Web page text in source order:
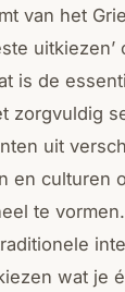
van het
uitkiezen’
is de
zorgvuldig
uit
en culturen
te
wat je